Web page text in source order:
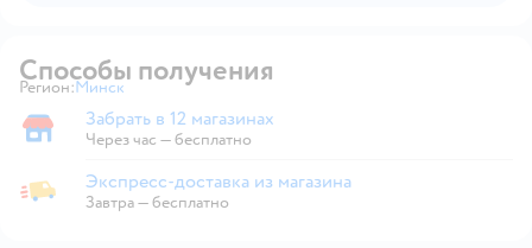
Способы получения
Регион: Выбор адреса доставки.
Минск
Забрать в магазине
Забрать в 12 магазинах
Через час — бесплатно
Экспресс-доставка из магазина
Экспресс-доставка из магазина
Завтра—бесплатно